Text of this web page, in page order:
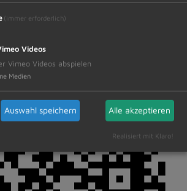
(immer erforderlich)
Videos
Vimeo Videos abspielen
Medien
Auswahl speichern Alle akzeptieren
Realisiert mit Klaro!